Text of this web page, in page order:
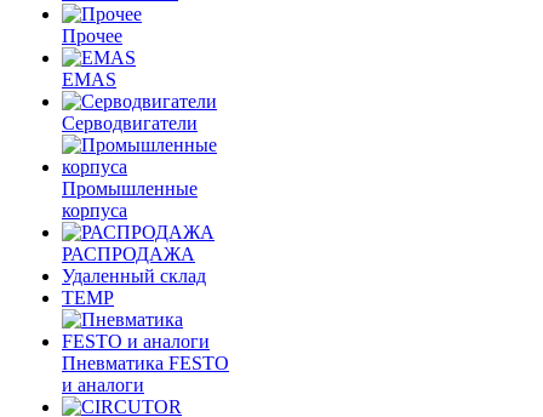
Прочее
EMAS
Cерводвигатели
Промышленные
корпуса
РАСПРОДАЖА
Удаленный склад
TEMP
Пневматика FESTO
и аналоги